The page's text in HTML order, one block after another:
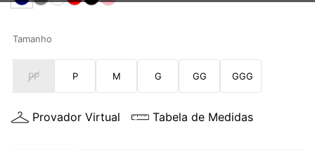
consideraremos isso como sua solicitação específica para
entre outros, a capacidade de comprar um item em nossa
Cookies acesse o link.
Tamanho
PP P M G GG GGG
Provador Virtual Tabela de Medidas